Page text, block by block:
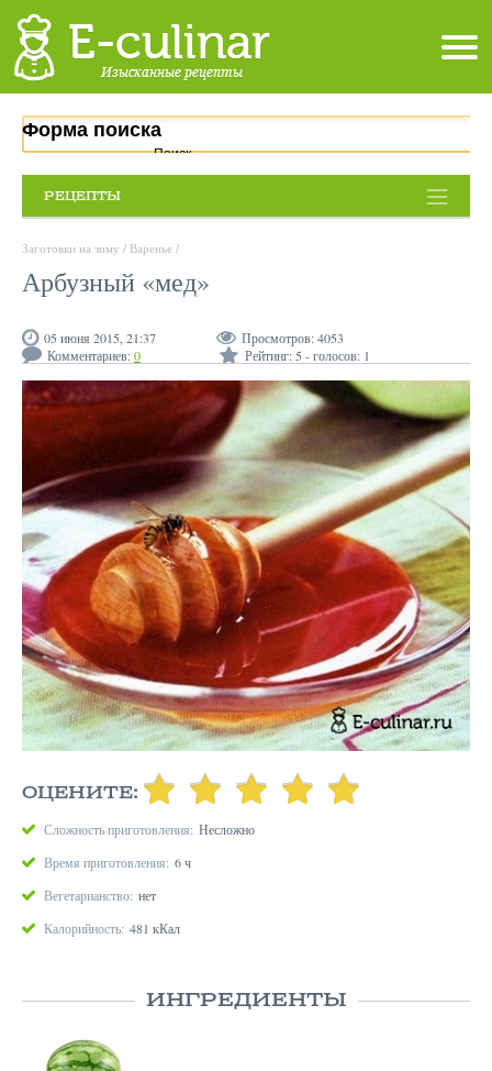
Форма поиска
Поиск
РЕЦЕПТЫ
Заготовки на зиму / Варенье /
Арбузный «мед»
05 июня 2015, 21:37 Просмотров:4053
Комментариев:0 Рейтинг: 5 - голосов: 1
ОЦЕНИТЕ:
Сложность приготовления: Несложно
Время приготовления: 6 ч
Вегетарианство: нет
Калорийность: 481 кКал
ИНГРЕДИЕНТЫ